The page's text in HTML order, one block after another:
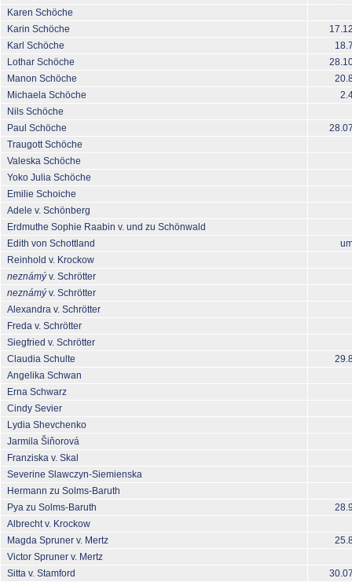
Karen Schöche
Karin Schöche
Karl Schöche
Lothar Schöche
Manon Schöche
Michaela Schöche
Nils Schöche
Paul Schöche
Traugott Schöche
Valeska Schöche
Yoko Julia Schöche
Emilie Schoiche
Adele v. Schönberg
Erdmuthe Sophie Raabin v. und zu Schönwald
Edith von Schottland
Reinhold v. Krockow
neznámýv. Schrötter
neznámýv. Schrötter
Alexandra v. Schrötter
Freda v. Schrötter
Siegfried v. Schrötter
Claudia Schulte
Angelika Schwan
Erna Schwarz
Cindy Sevier
Lydia Shevchenko
Jarmila Šiňorová
Franziska v. Skal
Severine Slawczyn-Siemienska
Hermann zu Solms-Baruth
Pya zu Solms-Baruth
Albrecht v. Krockow
Magda Spruner v. Mertz
Victor Spruner v. Mertz
Sitta v. Stamford